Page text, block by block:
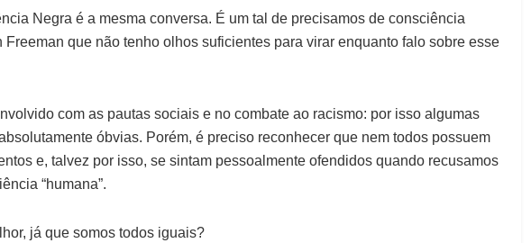
Negra é a mesma conversa. É um tal de precisamos de consciência
Freeman que não tenho olhos suficientes para virar enquanto falo sobre esse
com as pautas sociais e no combate ao racismo: por isso algumas
óbvias. Porém, é preciso reconhecer que nem todos possuem
e, talvez por isso, se sintam pessoalmente ofendidos quando recusamos
“humana”.
já que somos todos iguais?